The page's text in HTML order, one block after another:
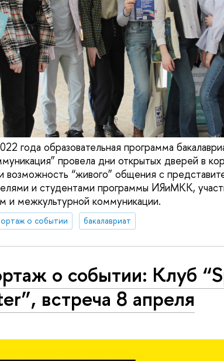
года образовательная программа
провела дни открытых дверей в
возможность “живого” общения с
и студентами программы ИЯиМКК,
и межкультурной коммуникации.
о событии бакалавриат
о событии: Клуб
встреча 8 апреля